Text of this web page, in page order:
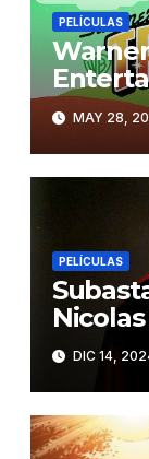
PELÍCULAS
MAY 28,
PELÍCULAS
Lives»
DIC 14,